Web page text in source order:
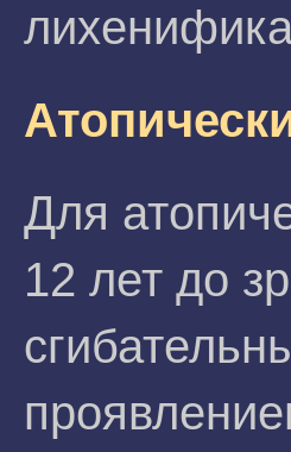
Для
12 лет до